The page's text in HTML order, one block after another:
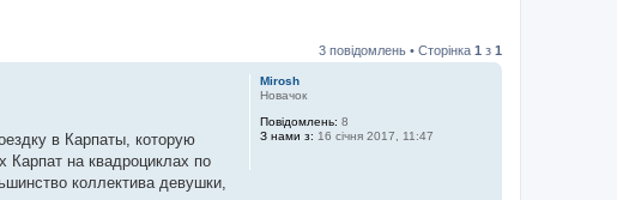
3 повідомлень • Сторінка 1 з 1
Mirosh
Новачок
Повідомлень: 8
З нами з: 16 січня 2017, 11:47
в Карпаты, которую
Карпат на квадроциклах по
коллектива девушки,